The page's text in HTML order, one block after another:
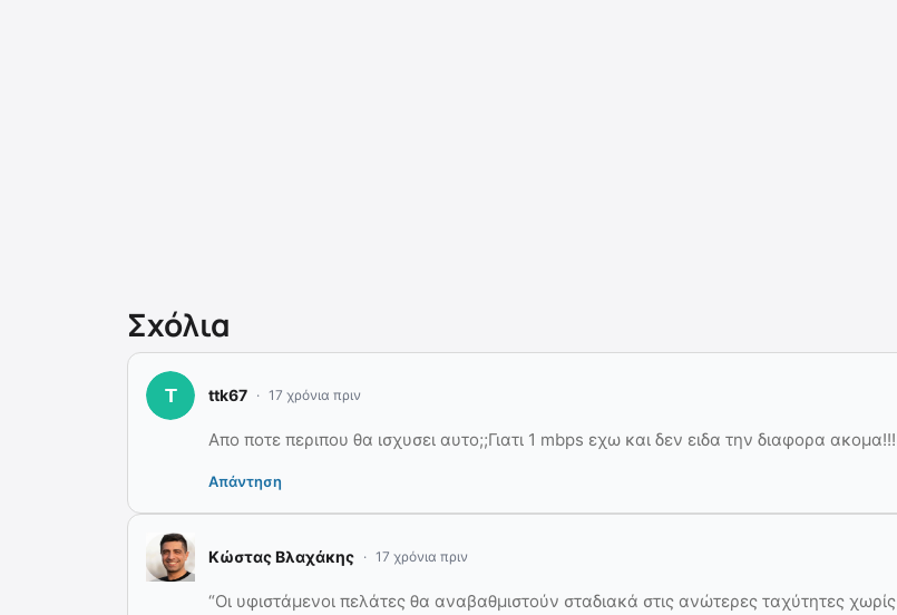
Σχόλια
ttk67 17 χρόνια πριν
Απο ποτε περιπου θα ισχυσει αυτο;;Γιατι 1 mbps εχω και δεν ειδα την διαφορα ακομα!!!
Απάντηση
Κώστας Βλαχάκης 17 χρόνια πριν
“Οι υφιστάμενοι πελάτες θα αναβαθμιστούν σταδιακά στις ανώτερες ταχύτητες χωρίς